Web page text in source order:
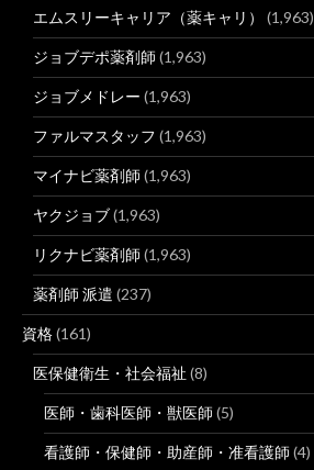
エムスリーキャリア（薬キャリ） (1,963)
ジョブデポ薬剤師 (1,963)
ジョブメドレー (1,963)
ファルマスタッフ (1,963)
マイナビ薬剤師 (1,963)
ヤクジョブ(1,963)
リクナビ薬剤師 (1,963)
薬剤師 派遣 (237)
資格(161)
医保健衛生・社会福祉 (8)
医師・歯科医師・獣医師 (5)
看護師・保健師・助産師・准看護師 (4)